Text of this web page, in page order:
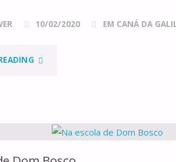
10/02/2020 EM CANÁ DA
"DOM